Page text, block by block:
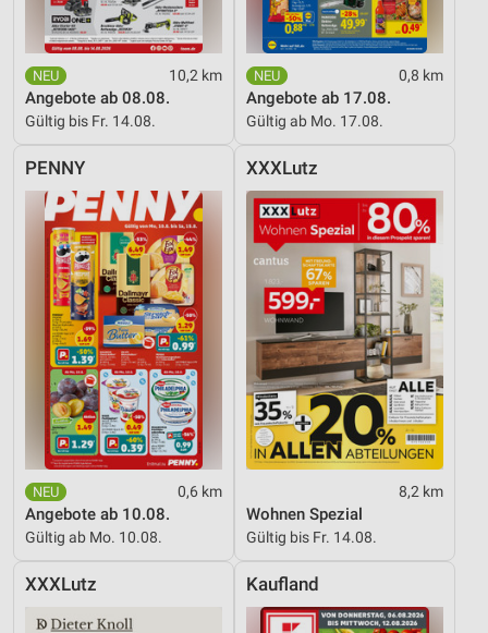
10,2 km
Angebote ab 08.08.
Gültig bis Fr. 14.08.
0,8 km
Angebote ab 17.08.
Gültig ab Mo. 17.08.
PENNY
0,6 km
Angebote ab 10.08.
Gültig ab Mo. 10.08.
XXXLutz
8,2 km
Wohnen Spezial
Gültig bis Fr. 14.08.
XXXLutz Kaufland